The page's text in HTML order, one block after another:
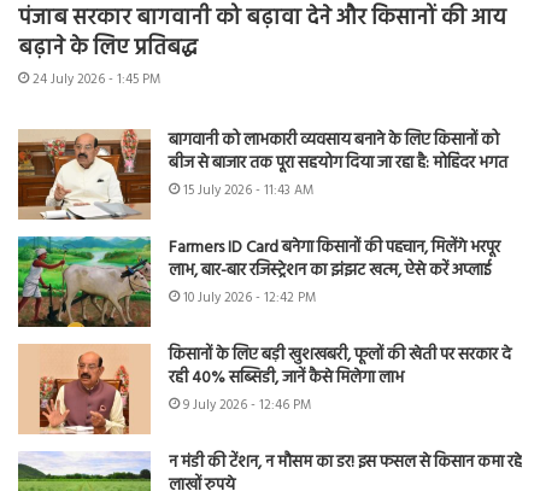
पंजाब सरकार बागवानी को बढ़ावा देने और किसानों की आय
बढ़ाने के लिए प्रतिबद्ध
24 July 2026 - 1:45 PM
बागवानी को लाभकारी व्यवसाय बनाने के लिए किसानों को
बीज से बाजार तक पूरा सहयोग दिया जा रहा है: मोहिंदर भगत
15 July 2026 - 11:43 AM
Farmers ID Card बनेगा किसानों की पहचान, मिलेंगे भरपूर
लाभ, बार-बार रजिस्ट्रेशन का झंझट खत्म, ऐसे करें अप्लाई
10 July 2026 - 12:42 PM
किसानों के लिए बड़ी खुशखबरी, फूलों की खेती पर सरकार दे
रही 40% सब्सिडी, जानें कैसे मिलेगा लाभ
9 July 2026 - 12:46 PM
न मंडी की टेंशन, न मौसम का डर! इस फसल से किसान कमा रहे